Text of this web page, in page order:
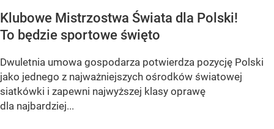
Klubowe Mistrzostwa Świata dla Polski!
To będzie sportowe święto
Dwuletnia umowa gospodarza potwierdza pozycję Polski
jako jednego z najważniejszych ośrodków światowej
siatkówki i zapewni najwyższej klasy oprawę
dla najbardziej...